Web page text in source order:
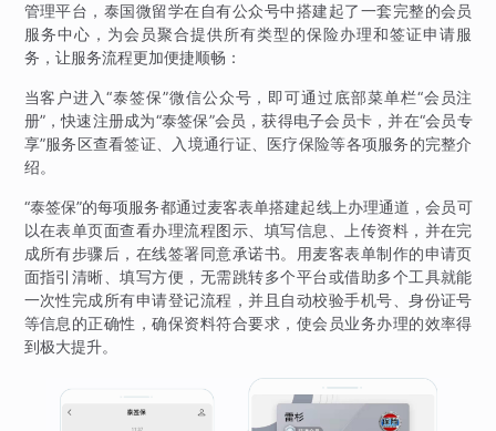
管理平台，泰国微留学在自有公众号中搭建起了一套完整的会员
服务中心，为会员聚合提供所有类型的保险办理和签证申请服
务，让服务流程更加便捷顺畅：
当客户进入“泰签保”微信公众号，即可通过底部菜单栏“会员注
册”，快速注册成为“泰签保”会员，获得电子会员卡，并在“会员专
享”服务区查看签证、入境通行证、医疗保险等各项服务的完整介
绍。
“泰签保”的每项服务都通过麦客表单搭建起线上办理通道，会员可
以在表单页面查看办理流程图示、填写信息、上传资料，并在完
成所有步骤后，在线签署同意承诺书。用麦客表单制作的申请页
面指引清晰、填写方便，无需跳转多个平台或借助多个工具就能
一次性完成所有申请登记流程，并且自动校验手机号、身份证号
等信息的正确性，确保资料符合要求，使会员业务办理的效率得
到极大提升。